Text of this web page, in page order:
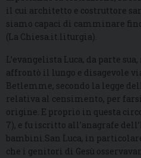
il cui architetto e costruttore
siamo capaci di camminare
(La Chiesa.it.liturgia).
L’evangelista Luca, da parte
affrontò il lungo e disagevole
Betlemme, secondo la legge
relativa al censimento, per
origine. E proprio in questa
7), e fu iscritto all’anagrafe
bambini.San Luca, in
che i genitori di Gesù